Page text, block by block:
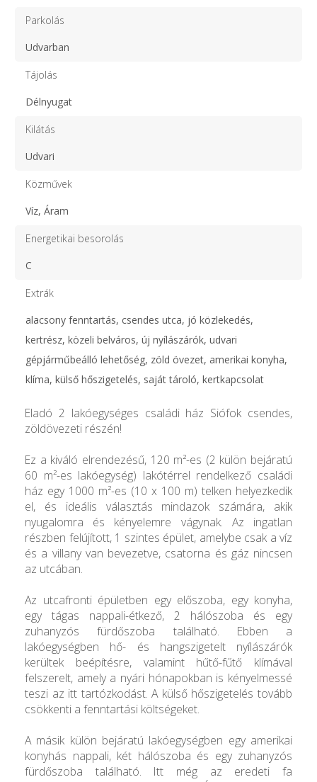
Parkolás
Udvarban
Tájolás
Délnyugat
Kilátás
Udvari
Közművek
Víz, Áram
Energetikai besorolás
C
Extrák
alacsony fenntartás, csendes utca, jó közlekedés,
kertrész, közeli belváros, új nyílászárók, udvari
gépjárműbeálló lehetőség, zöld övezet, amerikai konyha,
klíma, külső hőszigetelés, saját tároló, kertkapcsolat
Eladó 2 lakóegységes családi ház Siófok csendes,
zöldövezeti részén!
Ez a kiváló elrendezésű, 120 m²-es (2 külön bejáratú
60 m²-es lakóegység) lakótérrel rendelkező családi
ház egy 1000 m²-es (10 x 100 m) telken helyezkedik
el, és ideális választás mindazok számára, akik
nyugalomra és kényelemre vágynak. Az ingatlan
részben felújított, 1 szintes épület, amelybe csak a víz
és a villany van bevezetve, csatorna és gáz nincsen
az utcában.
Az utcafronti épületben egy előszoba, egy konyha,
egy tágas nappali-étkező, 2 hálószoba és egy
zuhanyzós fürdőszoba található. Ebben a
lakóegységben hő- és hangszigetelt nyílászárók
kerültek beépítésre, valamint hűtő-fűtő klímával
felszerelt, amely a nyári hónapokban is kényelmessé
teszi az itt tartózkodást. A külső hőszigetelés tovább
csökkenti a fenntartási költségeket.
A másik külön bejáratú lakóegységben egy amerikai
konyhás nappali, két hálószoba és egy zuhanyzós
fürdőszoba található. Itt még az eredeti fa